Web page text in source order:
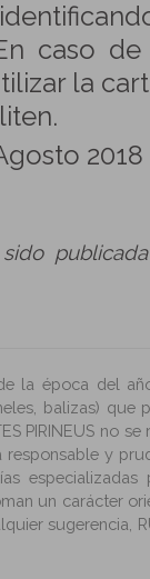
caso
la
2018
la época del
balizas)
PIRINEUS no
y
especializadas
un carácter
sugerencia,